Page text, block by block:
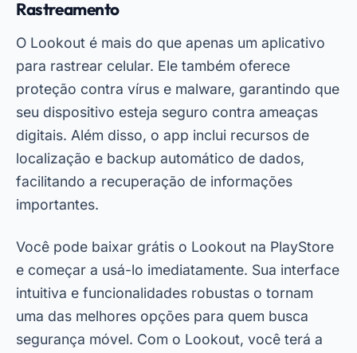
Rastreamento
O Lookout é mais do que apenas um aplicativo
para rastrear celular. Ele também oferece
proteção contra vírus e malware, garantindo que
seu dispositivo esteja seguro contra ameaças
digitais. Além disso, o app inclui recursos de
localização e backup automático de dados,
facilitando a recuperação de informações
importantes.
Você pode baixar grátis o Lookout na PlayStore
e começar a usá-lo imediatamente. Sua interface
intuitiva e funcionalidades robustas o tornam
uma das melhores opções para quem busca
segurança móvel. Com o Lookout, você terá a